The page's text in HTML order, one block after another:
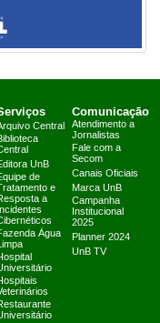
Central
UnB
de
e
a
Água
Comunicação
Atendimento a
Jornalistas
Fale com a
Secom
Canais Oficiais
Marca UnB
Campanha
Institucional
2025
Planner 2024
UnB TV